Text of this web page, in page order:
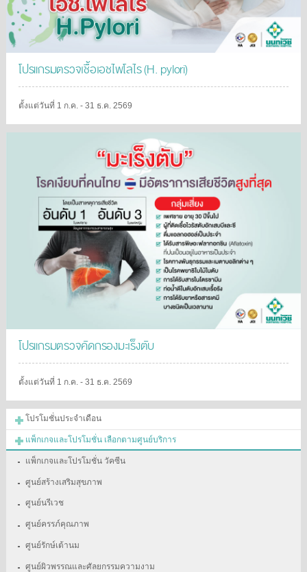
โปรแกรมตรวจเชื้อเอชไพโลไร (H. pylori)
ตั้งแต่วันที่ 1 ก.ค. - 31 ธ.ค. 2569
โปรแกรมตรวจคัดกรองมะเร็งตับ
ตั้งแต่วันที่ 1 ก.ค. - 31 ธ.ค. 2569
โปรโมชั่นประจำเดือน
แพ็กเกจและโปรโมชั่น เลือกตามศูนย์บริการ
แพ็กเกจและโปรโมชั่น วัคซีน
ศูนย์สร้างเสริมสุขภาพ
ศูนย์นรีเวช
ศูนย์ครรภ์คุณภาพ
ศูนย์รักษ์เต้านม
ศูนย์ผิวพรรณและศัลยกรรมความงาม